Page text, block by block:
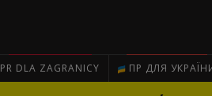
PR DLA ZAGRANICY ПР ДЛЯ